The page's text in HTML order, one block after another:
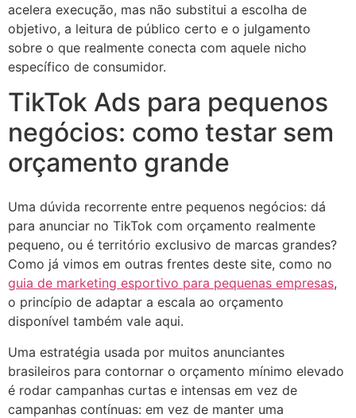
acelera execução, mas não substitui a escolha de
objetivo, a leitura de público certo e o julgamento
sobre o que realmente conecta com aquele nicho
específico de consumidor.
TikTok Ads para pequenos
negócios: como testar sem
orçamento grande
Uma dúvida recorrente entre pequenos negócios: dá
para anunciar no TikTok com orçamento realmente
pequeno, ou é território exclusivo de marcas grandes?
Como já vimos em outras frentes deste site, como no
guia de marketing esportivo para pequenas empresas,
o princípio de adaptar a escala ao orçamento
disponível também vale aqui.
Uma estratégia usada por muitos anunciantes
brasileiros para contornar o orçamento mínimo elevado
é rodar campanhas curtas e intensas em vez de
campanhas contínuas: em vez de manter uma